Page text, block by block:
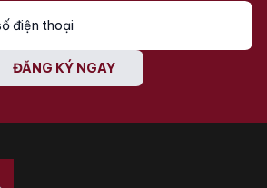
ĐĂNG KÝ NGAY